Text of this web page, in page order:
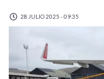
28 JULIO 2025 - 09:35